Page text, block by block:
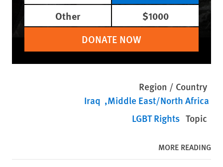
$1000
Other
DONATE NOW
Region / Country
Middle East/North Africa
Iraq
Topic
LGBT Rights
MORE READING